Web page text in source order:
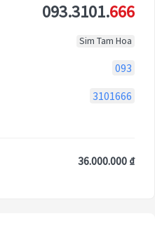
093.3101.666
Sim Tam Hoa
093
3101666
36.000.000 ₫